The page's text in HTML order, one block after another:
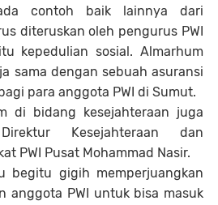
contoh baik lainnya dari
diteruskan oleh pengurus PWI
kepedulian sosial. Almarhum
sama dengan sebuah asuransi
para anggota PWI di Sumut.
di bidang kesejahteraan juga
Kesejahteraan dan
PWI Pusat Mohammad Nasir.
begitu gigih memperjuangkan
PWI untuk bisa masuk